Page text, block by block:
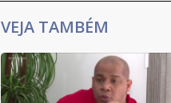
VEJA TAMBÉM